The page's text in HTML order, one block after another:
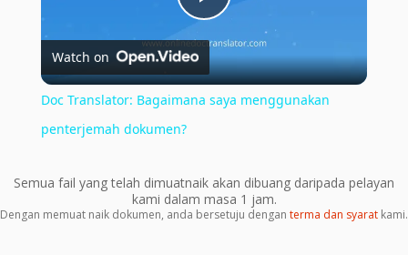
Play
Video
Watch on
Doc Translator: Bagaimana saya menggunakan
penterjemah dokumen?
Semua fail yang telah dimuatnaik akan dibuang daripada pelayan
kami dalam masa 1 jam.
Dengan memuat naik dokumen, anda bersetuju dengan terma dan syarat kami.